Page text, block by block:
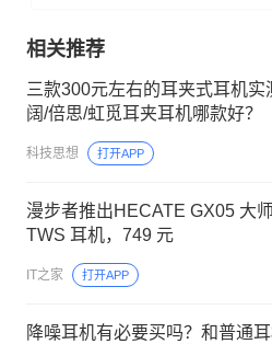
相关推荐
三款300元左右的耳夹式耳机实
阔/倍思/虹觅耳夹耳机哪款好？
科技思想 打开APP
漫步者推出HECATE GX05 大
TWS 耳机，749 元
IT之家 打开APP
降噪耳机有必要买吗？和普通